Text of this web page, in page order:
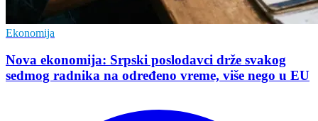
Ekonomija
Nova ekonomija: Srpski poslodavci drže svakog
sedmog radnika na određeno vreme, više nego u EU